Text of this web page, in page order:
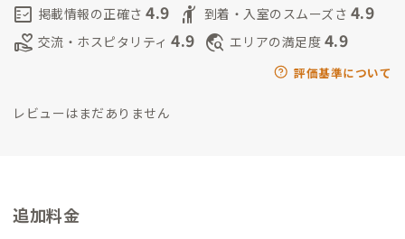
夫妻に引き継がせていただきましたが、この度サブ家守として
復活しました！門司港Ａ邸の隣にあるカフェSHIKI（四稀）の経
営と、マーケティングパートナー事業をしております。カフェの
誘いなどありましたらご連絡いただけたらと思います。よろしく
立大学地域創生学群小林ゼミです。私たちは全９つのプロジェク
トに分かれて教育・音楽・交通・空間・観光・建物の様々な分
fact_check 掲載情報の正確さ 4.9 hail 到着・入室のスムーズさ 4.9
volunteer_activism 交流・ホスピタリティ 4.9 travel_explore エリアの満足度 4.9
評価基準について
レビューはまだありません
追加料金